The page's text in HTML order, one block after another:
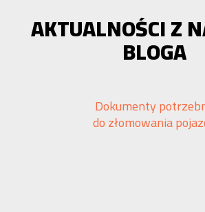
AKTUALNOŚCI Z
BLOGA
Dokumenty
do złomowania